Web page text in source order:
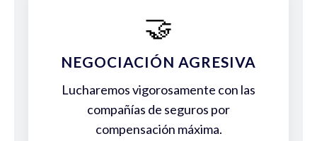
🤝
NEGOCIACIÓN AGRESIVA
Lucharemos vigorosamente con las
compañías de seguros por
compensación máxima.